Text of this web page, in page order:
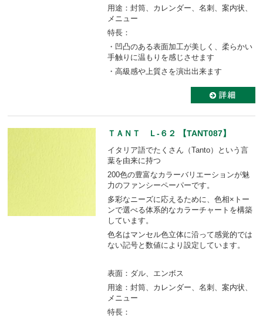
用途：封筒、カレンダー、名刺、案内状、
メニュー
特長：
・凹凸のある表面加工が美しく、柔らかい
手触りに温もりを感じさせます
・高級感や上質さを演出出来ます
ＴＡＮＴ Ｌ-６２ 【TANT087】
イタリア語でたくさん（Tanto）という言
葉を由来に持つ
200色の豊富なカラーバリエーションが魅
力のファンシーペーパーです。
多彩なニーズに応えるために、色相×トー
ンで選べる体系的なカラーチャートを構築
しています。
色名はマンセル色立体に沿って感覚的では
ない記号と数値により設定しています。
表面：ダル、エンボス
用途：封筒、カレンダー、名刺、案内状、
メニュー
特長：